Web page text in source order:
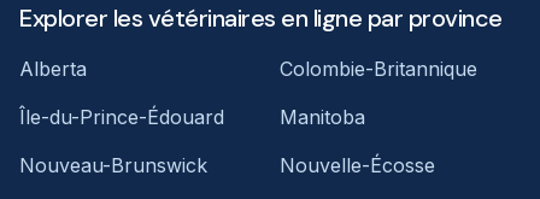
Explorer les vétérinaires en ligne par province
Alberta
Colombie-Britannique
Île-du-Prince-Édouard
Manitoba
Nouveau-Brunswick
Nouvelle-Écosse